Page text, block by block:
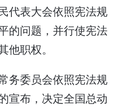
表大会依照宪法规
的问题，并行使宪法
他职权。
务委员会依照宪法规
宣布，决定全国总动